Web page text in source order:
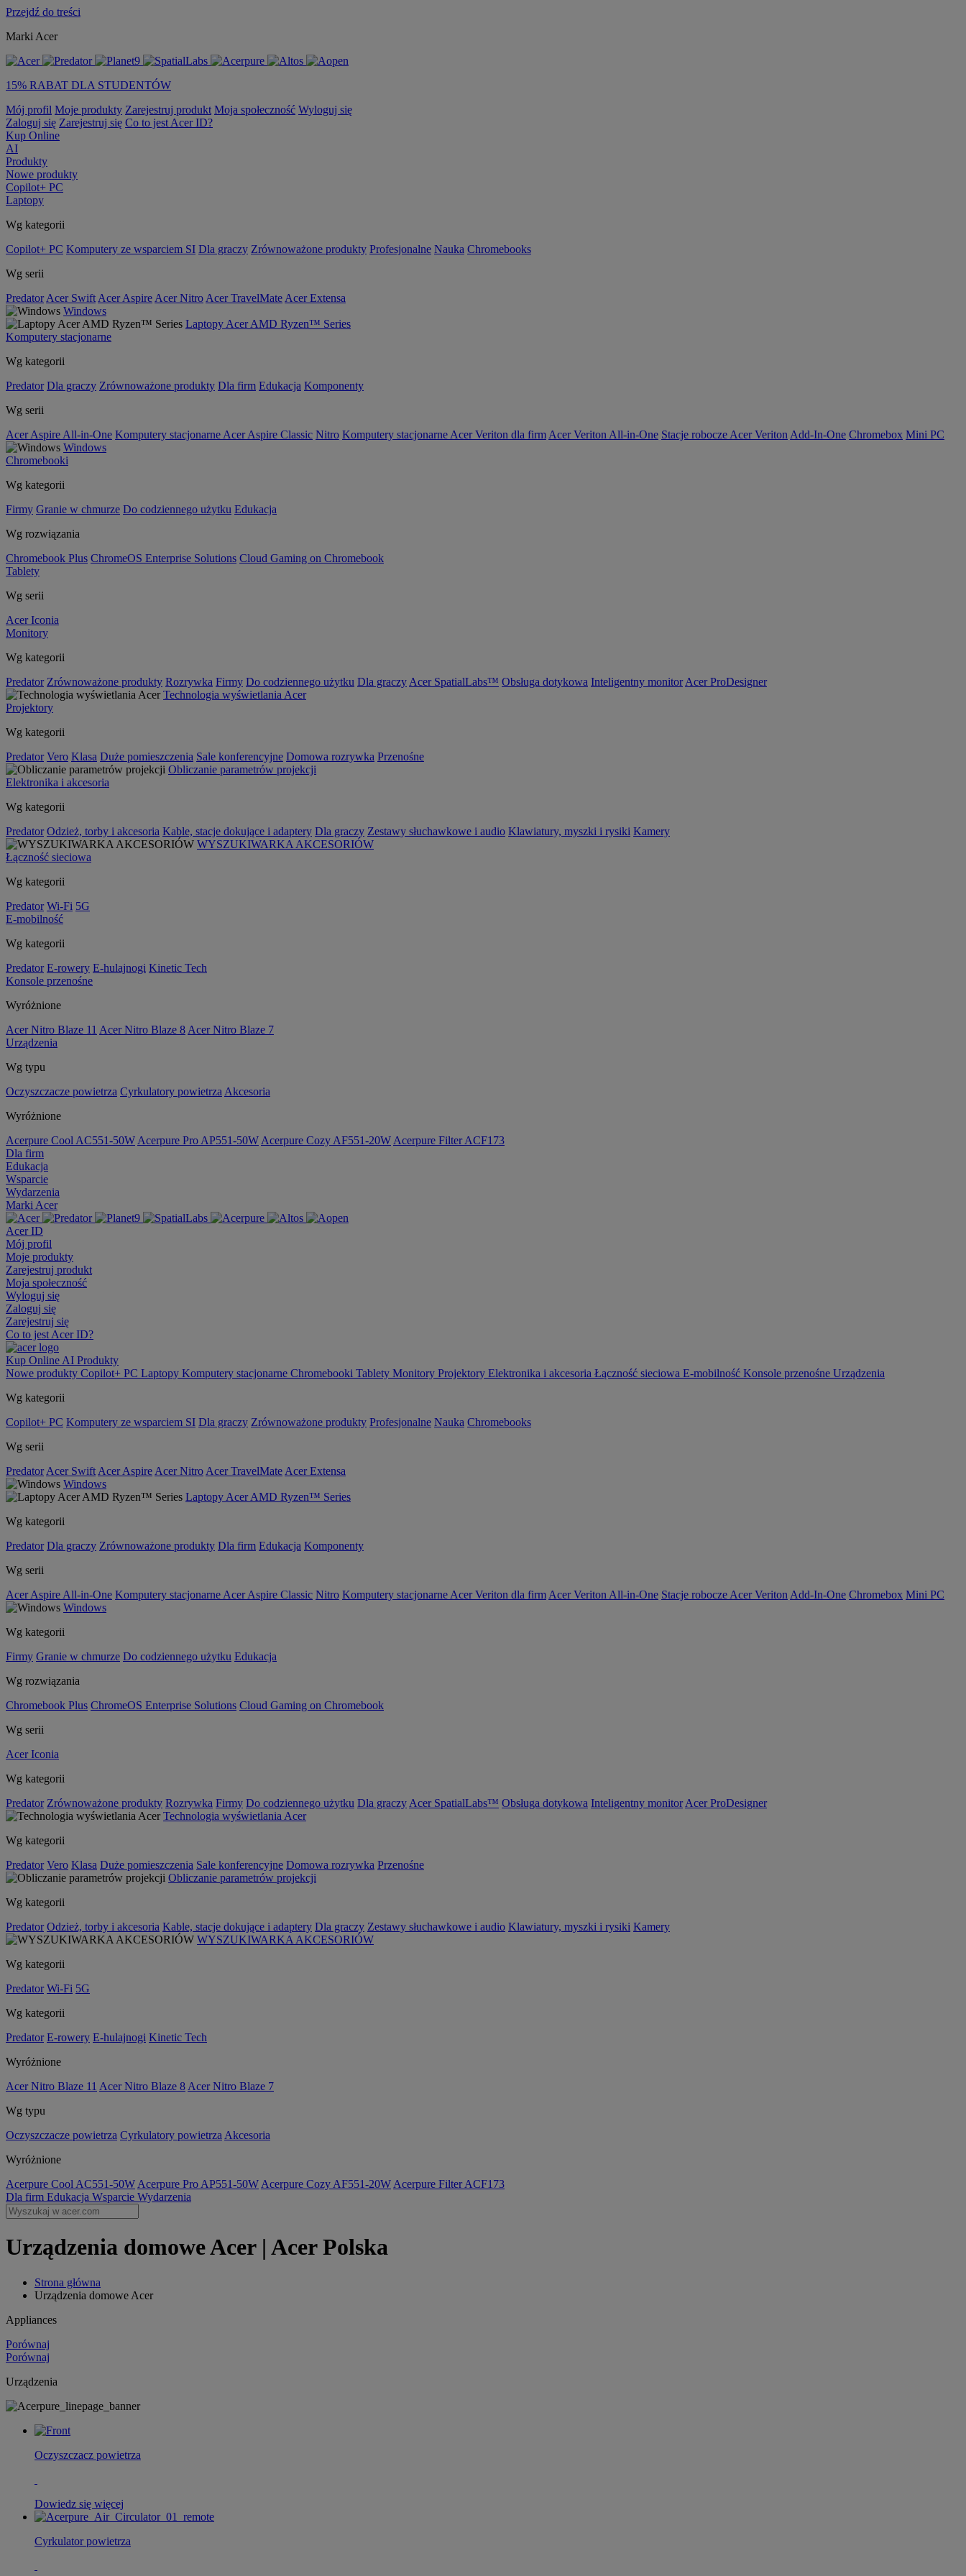
Przejdź do treści
Marki Acer
15% RABAT DLA STUDENTÓW
Mój profil Moje produkty Zarejestruj produkt Moja społeczność Wyloguj się
Zaloguj się Zarejestruj się Co to jest Acer ID?
Kup Online
AI
Produkty
Nowe produkty
Copilot+ PC
Laptopy
Wg kategorii
Copilot+ PC Komputery ze wsparciem SI Dla graczy Zrównoważone produkty Profesjonalne Nauka Chromebooks
Wg serii
Predator Acer Swift Acer Aspire Acer Nitro Acer TravelMate Acer Extensa
Windows
Laptopy Acer AMD Ryzen™ Series
Komputery stacjonarne
Wg kategorii
Predator Dla graczy Zrównoważone produkty Dla firm Edukacja Komponenty
Wg serii
Acer Aspire All-in-One Komputery stacjonarne Acer Aspire Classic Nitro Komputery stacjonarne Acer Veriton dla firm Acer Veriton All-in-One Stacje robocze Acer Veriton Add-In-One Chromebox Mini PC
Windows
Chromebooki
Wg kategorii
Firmy Granie w chmurze Do codziennego użytku Edukacja
Wg rozwiązania
Chromebook Plus ChromeOS Enterprise Solutions Cloud Gaming on Chromebook
Tablety
Wg serii
Acer Iconia
Monitory
Wg kategorii
Predator Zrównoważone produkty Rozrywka Firmy Do codziennego użytku Dla graczy Acer SpatialLabs™ Obsługa dotykowa Inteligentny monitor Acer ProDesigner
Technologia wyświetlania Acer
Projektory
Wg kategorii
Predator Vero Klasa Duże pomieszczenia Sale konferencyjne Domowa rozrywka Przenośne
Obliczanie parametrów projekcji
Elektronika i akcesoria
Wg kategorii
Predator Odzież, torby i akcesoria Kable, stacje dokujące i adaptery Dla graczy Zestawy słuchawkowe i audio Klawiatury, myszki i rysiki Kamery
WYSZUKIWARKA AKCESORIÓW
Łączność sieciowa
Wg kategorii
Predator Wi-Fi 5G
E-mobilność
Wg kategorii
Predator E-rowery E-hulajnogi Kinetic Tech
Konsole przenośne
Wyróżnione
Acer Nitro Blaze 11 Acer Nitro Blaze 8 Acer Nitro Blaze 7
Urządzenia
Wg typu
Oczyszczacze powietrza Cyrkulatory powietrza Akcesoria
Wyróżnione
Acerpure Cool AC551-50W Acerpure Pro AP551-50W Acerpure Cozy AF551-20W Acerpure Filter ACF173
Dla firm
Edukacja
Wsparcie
Wydarzenia
Marki Acer
Acer ID
Mój profil
Moje produkty
Zarejestruj produkt
Moja społeczność
Wyloguj się
Zaloguj się
Zarejestruj się
Co to jest Acer ID?
Kup Online AI Produkty
Nowe produkty Copilot+ PC Laptopy Komputery stacjonarne Chromebooki Tablety Monitory Projektory Elektronika i akcesoria Łączność sieciowa E-mobilność Konsole przenośne Urządzenia
Wg kategorii
Copilot+ PC Komputery ze wsparciem SI Dla graczy Zrównoważone produkty Profesjonalne Nauka Chromebooks
Wg serii
Predator Acer Swift Acer Aspire Acer Nitro Acer TravelMate Acer Extensa
Windows
Laptopy Acer AMD Ryzen™ Series
Wg kategorii
Predator Dla graczy Zrównoważone produkty Dla firm Edukacja Komponenty
Wg serii
Acer Aspire All-in-One Komputery stacjonarne Acer Aspire Classic Nitro Komputery stacjonarne Acer Veriton dla firm Acer Veriton All-in-One Stacje robocze Acer Veriton Add-In-One Chromebox Mini PC
Windows
Wg kategorii
Firmy Granie w chmurze Do codziennego użytku Edukacja
Wg rozwiązania
Chromebook Plus ChromeOS Enterprise Solutions Cloud Gaming on Chromebook
Wg serii
Acer Iconia
Wg kategorii
Predator Zrównoważone produkty Rozrywka Firmy Do codziennego użytku Dla graczy Acer SpatialLabs™ Obsługa dotykowa Inteligentny monitor Acer ProDesigner
Technologia wyświetlania Acer
Wg kategorii
Predator Vero Klasa Duże pomieszczenia Sale konferencyjne Domowa rozrywka Przenośne
Obliczanie parametrów projekcji
Wg kategorii
Predator Odzież, torby i akcesoria Kable, stacje dokujące i adaptery Dla graczy Zestawy słuchawkowe i audio Klawiatury, myszki i rysiki Kamery
WYSZUKIWARKA AKCESORIÓW
Wg kategorii
Predator Wi-Fi 5G
Wg kategorii
Predator E-rowery E-hulajnogi Kinetic Tech
Wyróżnione
Acer Nitro Blaze 11 Acer Nitro Blaze 8 Acer Nitro Blaze 7
Wg typu
Oczyszczacze powietrza Cyrkulatory powietrza Akcesoria
Wyróżnione
Acerpure Cool AC551-50W Acerpure Pro AP551-50W Acerpure Cozy AF551-20W Acerpure Filter ACF173
Dla firm Edukacja Wsparcie Wydarzenia
Urządzenia domowe Acer | Acer Polska
Strona główna
Urządzenia domowe Acer
Appliances
Porównaj
Porównaj
Urządzenia
Oczyszczacz powietrza
Dowiedz się więcej
Cyrkulator powietrza